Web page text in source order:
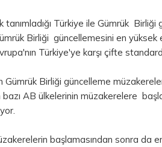
Türkiye ile Gümrük Birliği
Birliği güncellemesini en yüksek
Türkiye'ye karşı çifte
Birliği güncelleme
AB ülkelerinin müzakerelere
başlamasından sonra da